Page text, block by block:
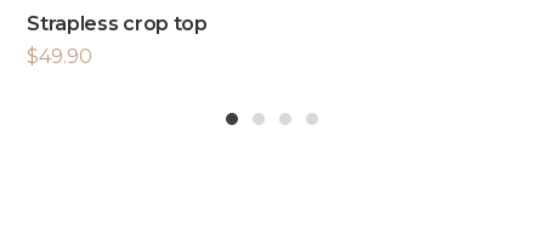
Strapless crop top
$49.90